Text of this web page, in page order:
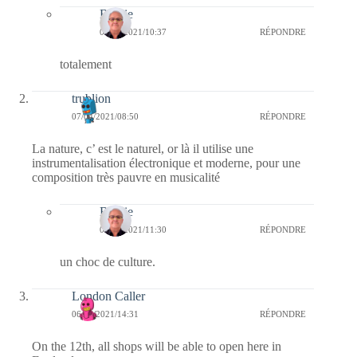
Bernie
09/04/2021/10:37 RÉPONDRE
totalement
trublion
07/04/2021/08:50 RÉPONDRE
La nature, c’ est le naturel, or là il utilise une
instrumentalisation électronique et moderne, pour une
composition très pauvre en musicalité
Bernie
07/04/2021/11:30 RÉPONDRE
un choc de culture.
London Caller
06/04/2021/14:31 RÉPONDRE
On the 12th, all shops will be able to open here in